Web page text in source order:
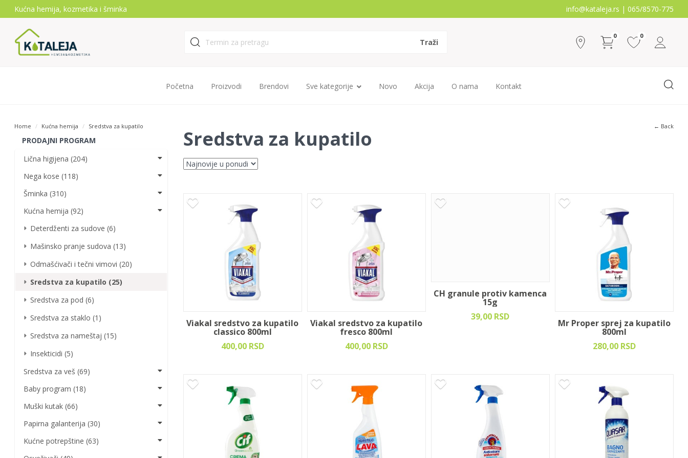
Kućna hemija, kozmetika i šminka info@kataleja.rs | 065/8570-775
0 0
Početna Proizvodi Brendovi Sve kategorije Novo Akcija O nama Kontakt
Home Kućna hemija Sredstva za kupatilo ← Back
PRODAJNI PROGRAM
Lična higijena (204)
Nega kose (118)
Šminka (310)
Kućna hemija (92)
Deterdženti za sudove (6)
Mašinsko pranje sudova (13)
Odmašćivači i tečni vimovi (20)
Sredstva za kupatilo (25)
Sredstva za pod (6)
Sredstva za staklo (1)
Sredstva za nameštaj (15)
Insekticidi (5)
Sredstva za veš (69)
Baby program (18)
Muški kutak (66)
Papirna galanterija (30)
Kućne potrepštine (63)
Sredstva za kupatilo
Viakal sredstvo za kupatilo
classico 800ml
400,00 RSD
Viakal sredstvo za kupatilo
fresco 800ml
400,00 RSD
CH granule protiv kamenca
15g
39,00 RSD
Mr Proper sprej za kupatilo
800ml
280,00 RSD